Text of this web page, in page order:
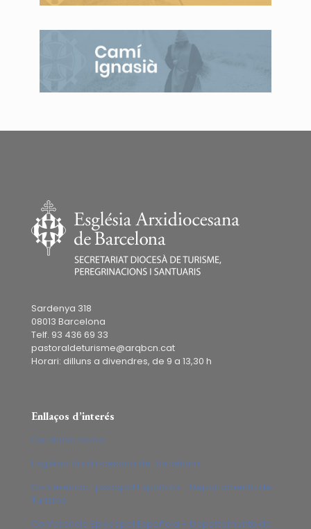
Sardenya 318
08013 Barcelona
Telf. 93 436 69 33
pastoraldeturisme@arqbcn.cat
Horari: dilluns a divendres, de 9 a 13,30 h
Enllaços d’interés
Catalonia Sacra
Església Arxidiocesana de Barcelona
Conferencia Episcopal Española – Departamento de
Turismo
Conferencia Episcopal Española – Departamento de